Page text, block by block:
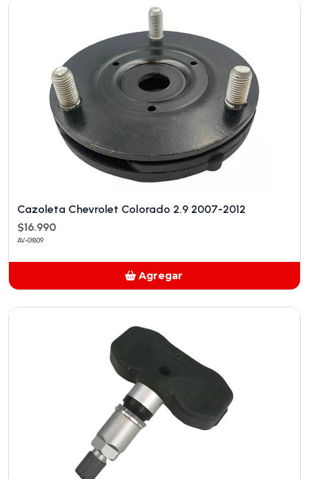
Cazoleta Chevrolet Colorado 2.9 2007-2012
$16.990
AV-01809
Agregar